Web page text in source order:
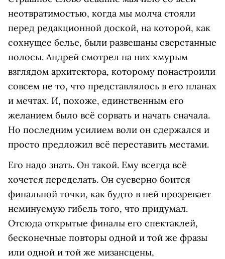
неотвратимостью, когда мы молча стояли
перед редакционной доской, на которой, как
сохнущее белье, были развешаны сверстанные
полосы. Андрей смотрел на них хмурым
взглядом архитектора, которому понастроили
совсем не то, что представлялось в его планах
и мечтах. И, похоже, единственным его
желанием было всё сорвать и начать сначала.
Но последним усилием воли он сдержался и
просто предложил всё переставить местами.
Его надо знать. Он такой. Ему всегда всё
хочется переделать. Он суеверно боится
финальной точки, как будто в ней прозревает
неминуемую гибель того, что придумал.
Отсюда открытые финалы его спектаклей,
бесконечные повторы одной и той же фразы
или одной и той же мизансцены,